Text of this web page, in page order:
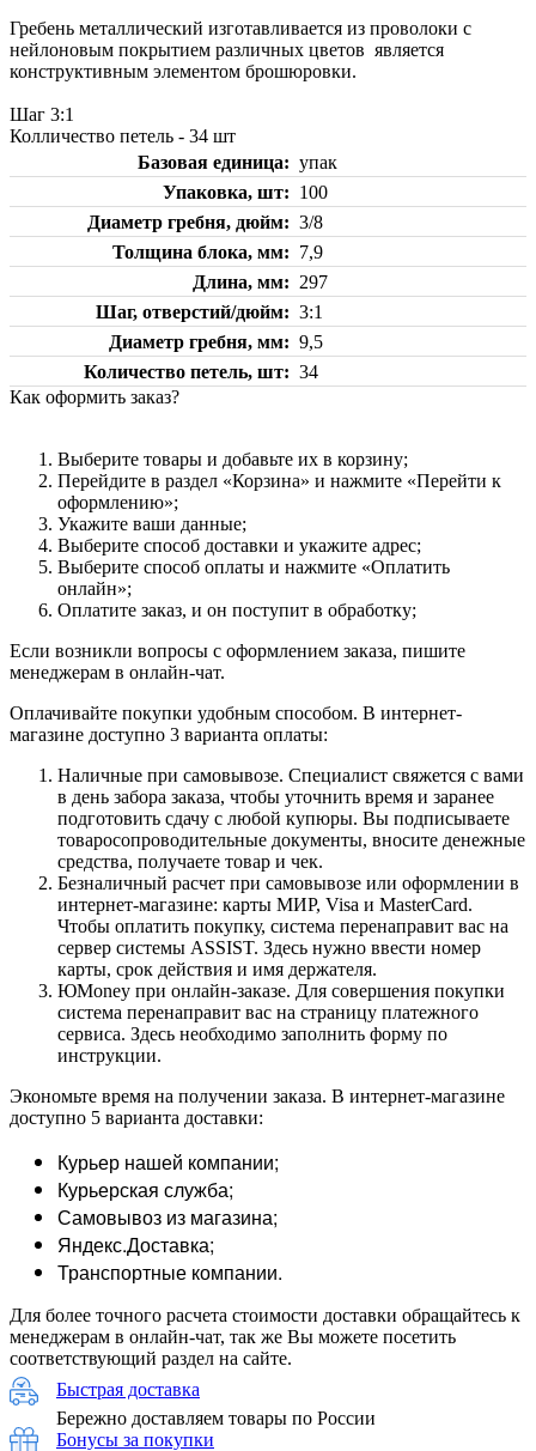
Гребень металлический изготавливается из проволоки с
нейлоновым покрытием различных цветов является
конструктивным элементом брошюровки.
Шаг 3:1
Колличество петель - 34 шт
Базовая единица
упак
Упаковка, шт
100
Диаметр гребня, дюйм
3/8
Толщина блока, мм
7,9
Длина, мм
297
Шаг, отверстий/дюйм
3:1
Диаметр гребня, мм
9,5
Количество петель, шт
34
Как оформить заказ?
Выберите товары и добавьте их в корзину;
Перейдите в раздел «Корзина» и нажмите «Перейти к
оформлению»;
Укажите ваши данные;
Выберите способ доставки и укажите адрес;
Выберите способ оплаты и нажмите «Оплатить
онлайн»;
Оплатите заказ, и он поступит в обработку;
Если возникли вопросы с оформлением заказа, пишите
менеджерам в онлайн-чат.
Оплачивайте покупки удобным способом. В интернет-
магазине доступно 3 варианта оплаты:
Наличные при самовывозе. Специалист свяжется с вами
в день забора заказа, чтобы уточнить время и заранее
подготовить сдачу с любой купюры. Вы подписываете
товаросопроводительные документы, вносите денежные
средства, получаете товар и чек.
Безналичный расчет при самовывозе или оформлении в
интернет-магазине: карты МИР, Visa и MasterCard.
Чтобы оплатить покупку, система перенаправит вас на
сервер системы ASSIST. Здесь нужно ввести номер
карты, срок действия и имя держателя.
ЮMoney при онлайн-заказе. Для совершения покупки
система перенаправит вас на страницу платежного
сервиса. Здесь необходимо заполнить форму по
инструкции.
Экономьте время на получении заказа. В интернет-магазине
доступно 5 варианта доставки:
Курьер нашей компании;
Курьерская служба;
Самовывоз из магазина;
Яндекс.Доставка;
Транспортные компании.
Для более точного расчета стоимости доставки обращайтесь к
менеджерам в онлайн-чат, так же Вы можете посетить
соответствующий раздел на сайте.
Быстрая доставка
Бережно доставляем товары по России
Бонусы за покупки